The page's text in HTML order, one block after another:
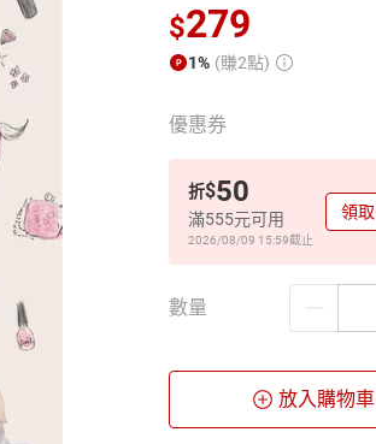
$279
1% (賺2點)
優惠券
折$50
滿555元可用
2026/08/09 15:59截止
領取
數量
放入購物車